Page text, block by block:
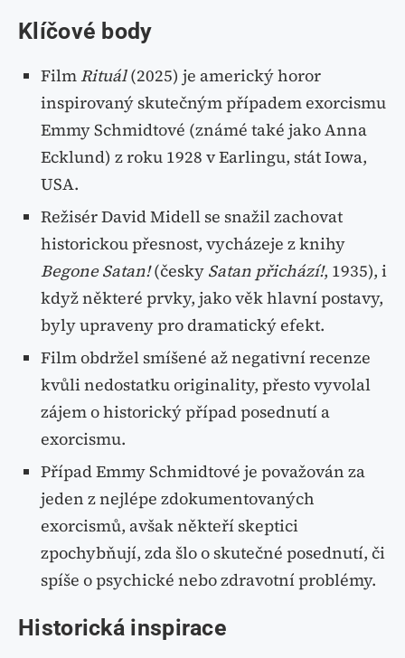
Klíčové body
FilmRituál(2025) je americký horor
inspirovaný skutečným případem exorcismu
Emmy Schmidtové (známé také jako Anna
Ecklund) z roku 1928 v Earlingu, stát Iowa,
USA.
Režisér David Midell se snažil zachovat
historickou přesnost, vycházeje z knihy
Begone Satan!(česky Satan přichází!, 1935), i
když některé prvky, jako věk hlavní postavy,
byly upraveny pro dramatický efekt.
Film obdržel smíšené až negativní recenze
kvůli nedostatku originality, přesto vyvolal
zájem o historický případ posednutí a
exorcismu.
Případ Emmy Schmidtové je považován za
jeden z nejlépe zdokumentovaných
exorcismů, avšak někteří skeptici
zpochybňují, zda šlo o skutečné posednutí, či
spíše o psychické nebo zdravotní problémy.
Historická inspirace